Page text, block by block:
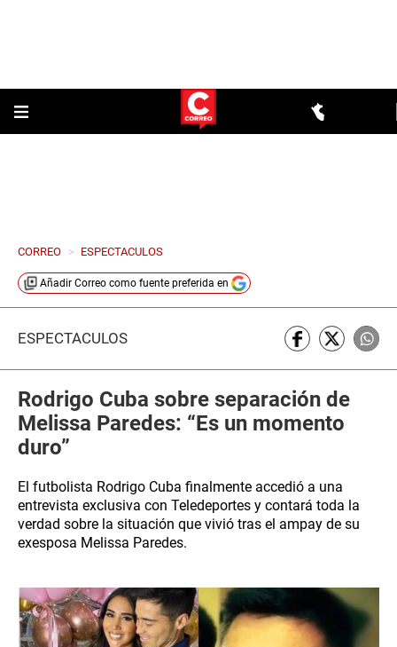
CORREO > ESPECTACULOS
Añadir Correo como fuente preferida en
ESPECTÁCULOS
Rodrigo Cuba sobre separación de
Melissa Paredes: “Es un momento
duro”
El futbolista Rodrigo Cuba finalmente accedió a una
entrevista exclusiva con Teledeportes y contará toda la
verdad sobre la situación que vivió tras el ampay de su
exesposa Melissa Paredes.